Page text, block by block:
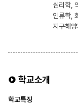
심리학,
인류학,
지구해
학교소개
학교특징